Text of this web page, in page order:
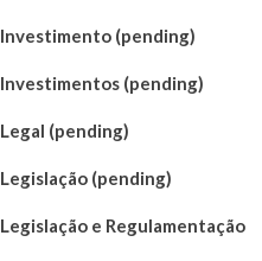
Investimento (pending)
Investimentos (pending)
Legal (pending)
Legislação (pending)
Legislação e Regulamentação